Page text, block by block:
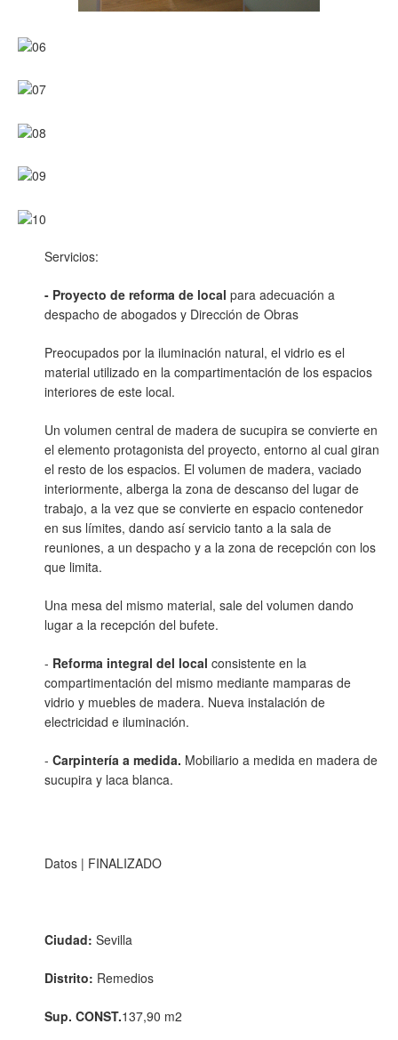
Servicios:
- Proyecto de reforma de local para adecuación a
despacho de abogados y Dirección de Obras
Preocupados por la iluminación natural, el vidrio es el
material utilizado en la compartimentación de los espacios
interiores de este local.
Un volumen central de madera de sucupira se convierte en
el elemento protagonista del proyecto, entorno al cual giran
el resto de los espacios. El volumen de madera, vaciado
interiormente, alberga la zona de descanso del lugar de
trabajo, a la vez que se convierte en espacio contenedor
en sus límites, dando así servicio tanto a la sala de
reuniones, a un despacho y a la zona de recepción con los
que limita.
Una mesa del mismo material, sale del volumen dando
lugar a la recepción del bufete.
- Reforma integral del local consistente en la
compartimentación del mismo mediante mamparas de
vidrio y muebles de madera. Nueva instalación de
electricidad e iluminación.
- Carpintería a medida. Mobiliario a medida en madera de
sucupira y laca blanca.
Datos | FINALIZADO
Ciudad: Sevilla
Distrito: Remedios
Sup. CONST.137,90 m2